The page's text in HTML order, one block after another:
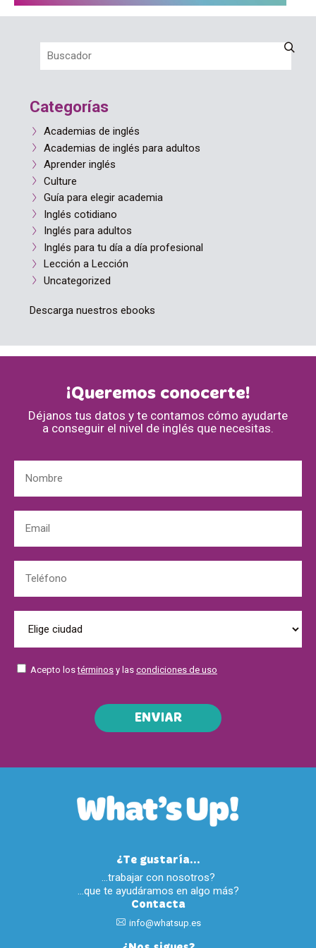
Categorías
Academias de inglés
Academias de inglés para adultos
Aprender inglés
Culture
Guía para elegir academia
Inglés cotidiano
Inglés para adultos
Inglés para tu día a día profesional
Lección a Lección
Uncategorized
Descarga nuestros ebooks
¡Queremos conocerte!
Déjanos tus datos y te contamos cómo ayudarte
a conseguir el nivel de inglés que necesitas.
Acepto lostérminos y las condiciones de uso
ENVIAR
¿Te gustaría...
…trabajar con nosotros?
…que te ayudáramos en algo más?
Contacta
info@whatsup.es